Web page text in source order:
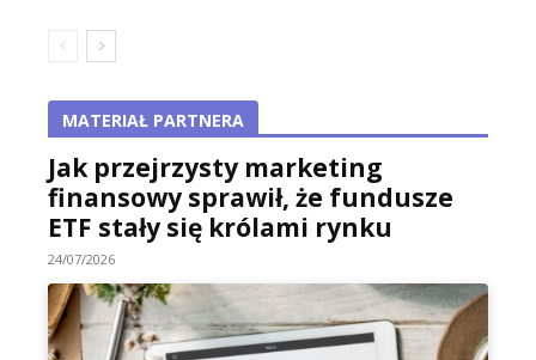
MATERIAŁ PARTNERA
Jak przejrzysty marketing
finansowy sprawił, że fundusze
ETF stały się królami rynku
24/07/2026